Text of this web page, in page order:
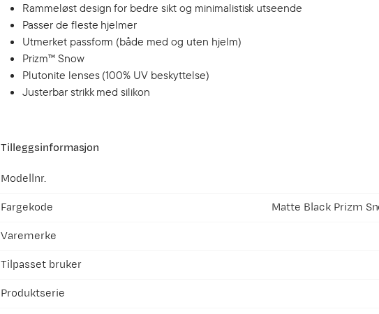
Rammeløst design for bedre sikt og minimalistisk utseende
Passer de fleste hjelmer
Utmerket passform (både med og uten hjelm)
Prizm™ Snow
Plutonite lenses (100% UV beskyttelse)
Justerbar strikk med silikon
Tilleggsinformasjon
Modellnr.
Fargekode
Matte Black Prizm
Varemerke
Tilpasset bruker
Produktserie